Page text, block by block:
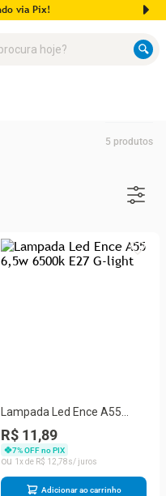
via Pix!
5 produtos
Lampada Led Ence A55
6,5w 6500k E27 G-light
R$ 11,89
7% OFF no PIX
1
R$ 12 78
Adicionar ao carrinho